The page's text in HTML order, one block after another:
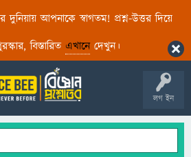
দুনিয়ায় আপনাকে স্বাগতম! প্রশ্ন-উত্তর দিয়ে
বিস্তারিত এখানেদেখুন।
লগ ইন